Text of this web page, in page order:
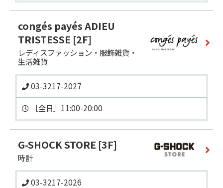
congés payés ADIEU
TRISTESSE [2F]
レディスファッション・服飾雑貨・
生活雑貨
03-3217-2027
G-SHOCK STORE [3F]
時計
03-3217-2026